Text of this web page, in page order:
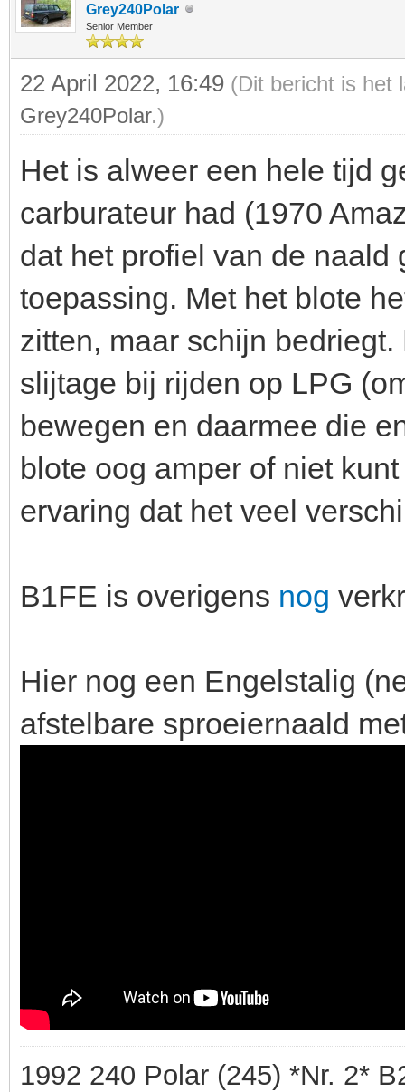
Grey240Polar
Senior Member
22 April 2022, 16:49 (Dit bericht is het
Grey240Polar.)
Het is alweer een hele tijd
carburateur had (1970
dat het profiel van de
toepassing. Met het blote
zitten, maar schijn
slijtage bij rijden op LPG
bewegen en daarmee die
blote oog amper of niet
ervaring dat het veel
B1FE is overigens nog
Hier nog een Engelstalig
afstelbare sproeiernaald
1992 240 Polar (245) *Nr. 2*